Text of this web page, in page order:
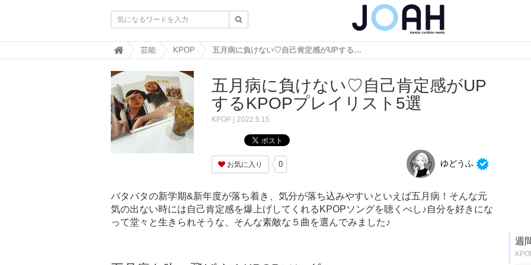
韓
国
ト
レ
ン
ド
情
報
・
J
O
ジ
芸能 KPOP 五月病に負けない♡自己肯定感がUPするKPOPプレイリスト5選
五月病に負けない♡自己肯定感がUP
するKPOPプレイリスト5選
KPOP 2022.5.15
お気に入り 0 ゆどうふ
バタバタの新学期&新年度が落ち着き、気分が落ち込みやすいといえば五月病！そんな元
気の出ない時には自己肯定感を爆上げしてくれるKPOPソングを聴くべし♪自分を好きにな
って堂々と生きられそうな、そんな素敵な５曲を選んでみました♪
週